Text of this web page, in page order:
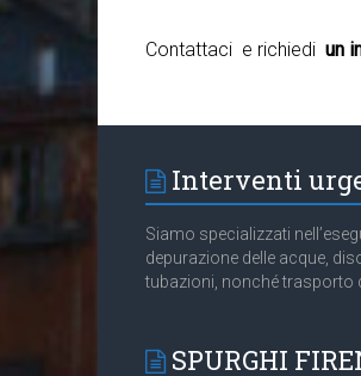
Contattaci e richiedi un
Interventi
Siamo specializzati
depurazione delle acque,
tubazioni, nonché trasporto
SPURGHI